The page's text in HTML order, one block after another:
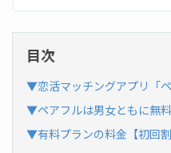
目次
▼恋活マッチングアプリ「
▼ペアフルは男女ともに無
▼有料プランの料金【初回割